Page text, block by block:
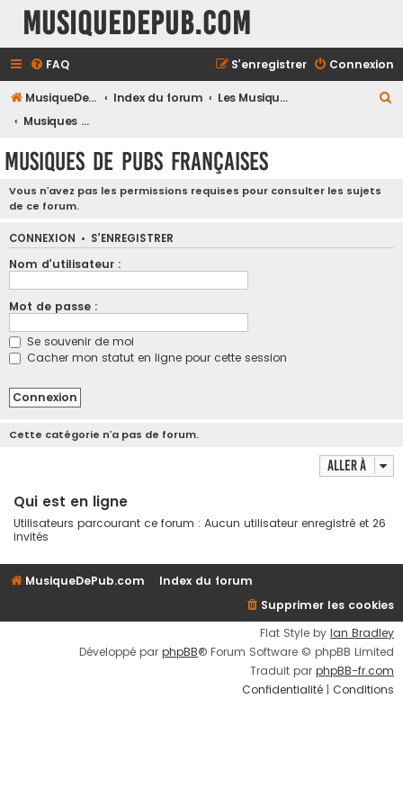
MusiqueDePub.com
FAQ Connexion
S’enregistrer
MusiqueDePub.com Index du forum
Les Musiques De Pubs
Musiques de Pubs Françaises
Musiques de Pubs Françaises
Vous n’avez pas les permissions requises pour consulter les sujets
de ce forum.
CONNEXION • S’ENREGISTRER
Nom d’utilisateur :
Mot de passe :
Se souvenir de moi
Cacher mon statut en ligne pour cette session
Cette catégorie n’a pas de forum.
Aller à
Qui est en ligne
Utilisateurs parcourant ce forum : Aucun utilisateur enregistré et 26
invités
MusiqueDePub.com
Index du forum
Supprimer les cookies
Flat Style by Ian Bradley
Développé par phpBB® Forum Software © phpBB Limited
Traduit par phpBB-fr.com
Confidentialité
Conditions